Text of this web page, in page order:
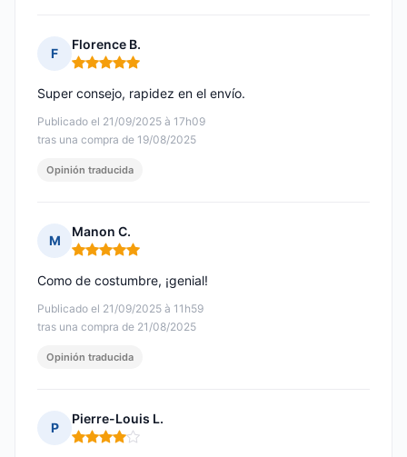
F
Florence B.
Nota: 5 de 5
Publicado el 21/09/2025 à 17h09
tras una compra de 19/08/2025
Super consejo, rapidez en el envío.
Opinión traducida
M
Manon C.
Nota: 5 de 5
Publicado el 21/09/2025 à 11h59
tras una compra de 21/08/2025
Como de costumbre, ¡genial!
Opinión traducida
P
Pierre-Louis L.
Nota: 4 de 5